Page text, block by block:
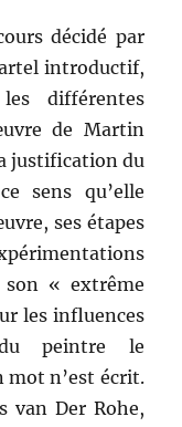
décidé par
introductif,
différentes
de Martin
justification du
sens qu’elle
ses étapes
son « extrême
les influences
peintre le
mot n’est écrit.
van Der Rohe,